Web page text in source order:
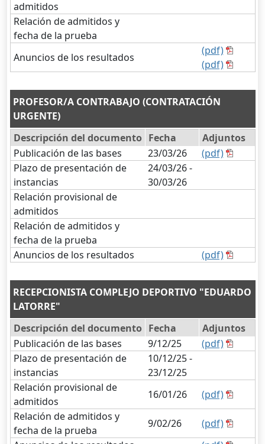
admitidos
Relación de admitidos y
fecha de la prueba
Anuncios de los resultados
(pdf)
(pdf)
PROFESOR/A CONTRABAJO (CONTRATACIÓN
URGENTE)
Descripción del documento Fecha
Adjuntos
Publicación de las bases
23/03/26
(pdf)
Plazo de presentación de
instancias
24/03/26 -
30/03/26
Relación provisional de
admitidos
Relación de admitidos y
fecha de la prueba
Anuncios de los resultados
(pdf)
RECEPCIONISTA COMPLEJO DEPORTIVO "EDUARDO
LATORRE"
Descripción del documento Fecha
Adjuntos
Publicación de las bases
9/12/25
(pdf)
Plazo de presentación de
instancias
10/12/25 -
23/12/25
Relación provisional de
admitidos
16/01/26
(pdf)
Relación de admitidos y
fecha de la prueba
9/02/26
(pdf)